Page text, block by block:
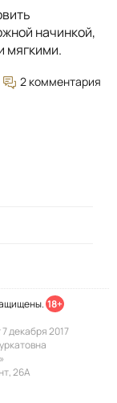
начинкой,
мягкими.
2 комментария
18+
декабря 2017
26А